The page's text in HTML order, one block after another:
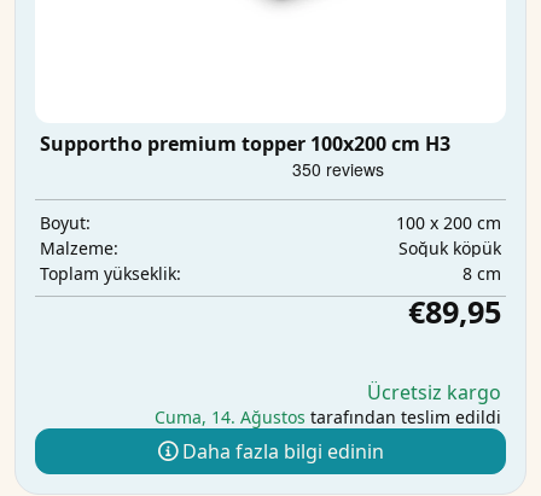
Supportho premium topper 100x200 cm H3
Boyut:
100 x 200 cm
Malzeme:
Soğuk köpük
Toplam yükseklik:
8 cm
€89,95
Ücretsiz kargo
Cuma, 14. Ağustos tarafından teslim edildi
Daha fazla bilgi edinin